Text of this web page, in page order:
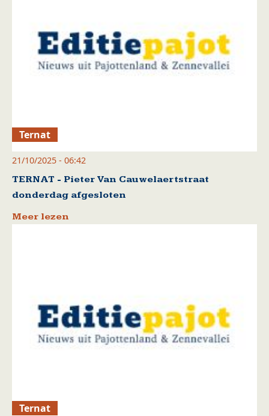
Ternat
21/10/2025 - 06:42
TERNAT - Pieter Van Cauwelaertstraat
donderdag afgesloten
Meer lezen
Ternat